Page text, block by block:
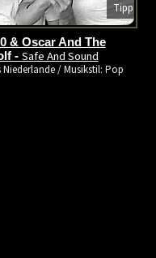
Tipp
& Oscar And The
- Safe And Sound
Niederlande / Musikstil: Pop